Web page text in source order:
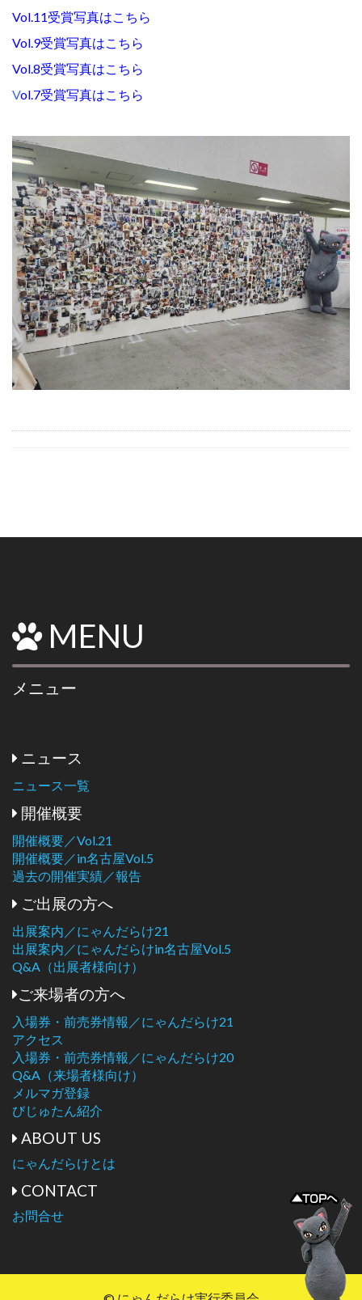
Vol.11受賞写真はこちら
Vol.9受賞写真はこちら
Vol.8受賞写真はこちら
Vol.7受賞写真はこちら
MENU
メニュー
ニュース
ニュース一覧
開催概要
開催概要／Vol.21
開催概要／in名古屋Vol.5
過去の開催実績／報告
ご出展の方へ
出展案内／にゃんだらけ21
出展案内／にゃんだらけin名古屋Vol.5
Q&A（出展者様向け）
ご来場者の方へ
入場券・前売券情報／にゃんだらけ21
アクセス
入場券・前売券情報／にゃんだらけ20
Q&A（来場者様向け）
メルマガ登録
びじゅたん紹介
ABOUT US
にゃんだらけとは
CONTACT
お問合せ